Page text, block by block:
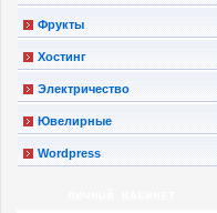
Фрукты
Хостинг
Электричество
Ювелирные
Wordpress